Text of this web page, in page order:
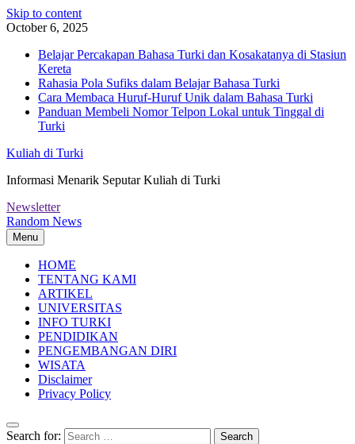
Skip to content
October 6, 2025
Belajar Percakapan Bahasa Turki dan Kosakatanya di Stasiun
Kereta
Rahasia Pola Sufiks dalam Belajar Bahasa Turki
Cara Membaca Huruf-Huruf Unik dalam Bahasa Turki
Panduan Membeli Nomor Telpon Lokal untuk Tinggal di
Turki
Kuliah di Turki
Informasi Menarik Seputar Kuliah di Turki
Newsletter
Random News
Menu
HOME
TENTANG KAMI
ARTIKEL
UNIVERSITAS
INFO TURKI
PENDIDIKAN
PENGEMBANGAN DIRI
WISATA
Disclaimer
Privacy Policy
Search for: